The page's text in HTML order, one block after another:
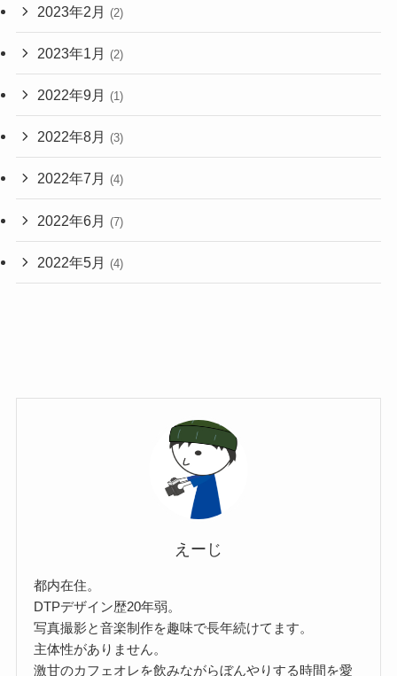
2023年2月 (2)
2023年1月 (2)
2022年9月 (1)
2022年8月 (3)
2022年7月 (4)
2022年6月 (7)
2022年5月 (4)
えーじ
都内在住。
DTPデザイン歴20年弱。
写真撮影と音楽制作を趣味で長年続けてます。
主体性がありません。
激甘のカフェオレを飲みながらぼんやりする時間を愛